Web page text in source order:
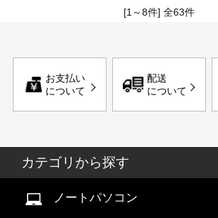
[1～8件] 全63件
お支払い
について
配送
について
カテゴリから探す
ノートパソコン